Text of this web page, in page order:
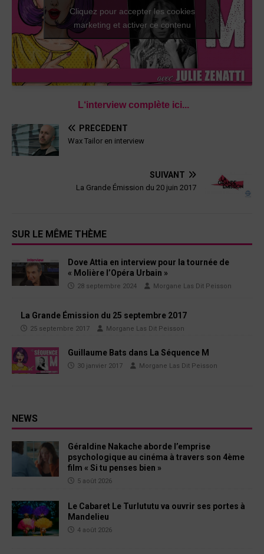
Cliquez pour accepter les cookies
marketing et activer ce contenu
L‘interview complète ici...
PRÉCÉDENT
Wax Tailor en interview
SUIVANT
La Grande Émission du 20 juin 2017
SUR LE MÊME THÈME
Dove Attia en interview pour la tournée de
« Molière l’Opéra Urbain »
28 septembre 2024 Morgane Las Dit Peisson
La Grande Émission du 25 septembre 2017
25 septembre 2017 Morgane Las Dit Peisson
Guillaume Bats dans La Séquence M
30 janvier 2017 Morgane Las Dit Peisson
NEWS
Géraldine Nakache aborde l’emprise
psychologique au cinéma à travers son 4ème
film « Si tu penses bien »
5 août 2026
Le Cabaret Le Turlututu va ouvrir ses portes à
Mandelieu
4 août 2026